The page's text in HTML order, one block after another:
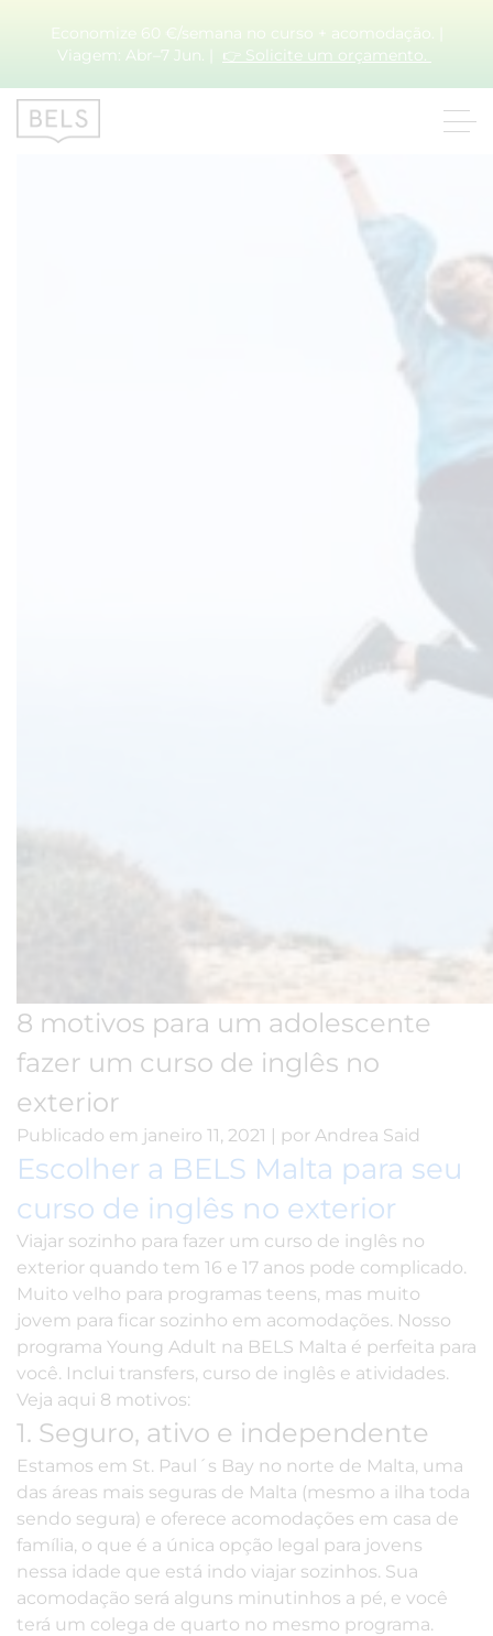
Economize 60 €/semana no curso + acomodação. |
Viagem: Abr–7 Jun. | 👉 Solicite um orçamento.
Categoria:Escolas de inglês
8 motivos para um adolescente
fazer um curso de inglês no
exterior
Publicado em janeiro 11, 2021 | por Andrea Said
Escolher a BELS Malta para seu
curso de inglês no exterior
Viajar sozinho para fazer um curso de inglês no
exterior quando tem 16 e 17 anos pode complicado.
Muito velho para programas teens, mas muito
jovem para ficar sozinho em acomodações. Nosso
programa Young Adult na BELS Malta é perfeita para
você. Inclui transfers, curso de inglês e atividades.
Veja aqui 8 motivos:
1. Seguro, ativo e independente
Estamos em St. Paul´s Bay no norte de Malta, uma
das áreas mais seguras de Malta (mesmo a ilha toda
sendo segura) e oferece acomodações em casa de
família, o que é a única opção legal para jovens
nessa idade que está indo viajar sozinhos. Sua
acomodação será alguns minutinhos a pé, e você
terá um colega de quarto no mesmo programa.